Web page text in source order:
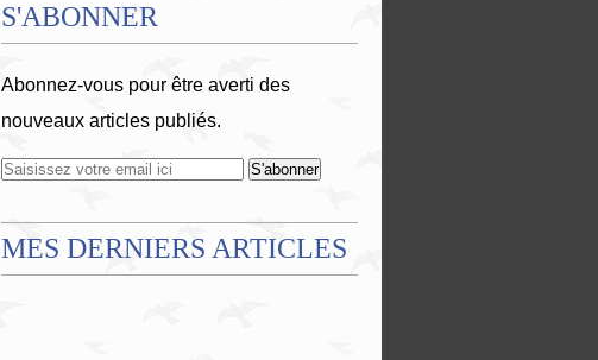
S'ABONNER
Abonnez-vous pour être averti des
nouveaux articles publiés.
MES DERNIERS ARTICLES